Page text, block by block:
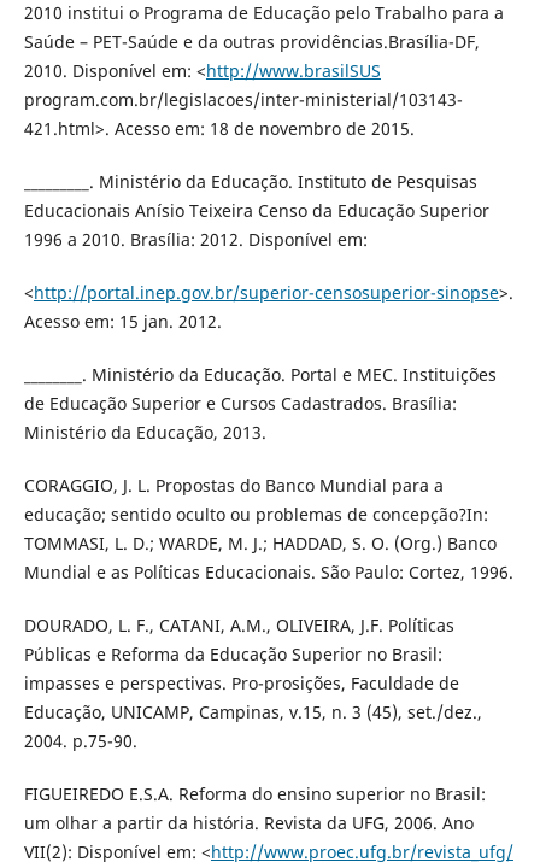
2010 institui o Programa de Educação pelo Trabalho para a
Saúde – PET-Saúde e da outras providências.Brasília-DF,
2010. Disponível em: <http://www.brasilSUS
program.com.br/legislacoes/inter-ministerial/103143-
421.html>. Acesso em: 18 de novembro de 2015.
_________. Ministério da Educação. Instituto de Pesquisas
Educacionais Anísio Teixeira Censo da Educação Superior
1996 a 2010. Brasília: 2012. Disponível em:
<http://portal.inep.gov.br/superior-censosuperior-sinopse>.
Acesso em: 15 jan. 2012.
________. Ministério da Educação. Portal e MEC. Instituições
de Educação Superior e Cursos Cadastrados. Brasília:
Ministério da Educação, 2013.
CORAGGIO, J. L. Propostas do Banco Mundial para a
educação; sentido oculto ou problemas de concepção?In:
TOMMASI, L. D.; WARDE, M. J.; HADDAD, S. O. (Org.) Banco
Mundial e as Políticas Educacionais. São Paulo: Cortez, 1996.
DOURADO, L. F., CATANI, A.M., OLIVEIRA, J.F. Políticas
Públicas e Reforma da Educação Superior no Brasil:
impasses e perspectivas. Pro-prosições, Faculdade de
Educação, UNICAMP, Campinas, v.15, n. 3 (45), set./dez.,
2004. p.75-90.
FIGUEIREDO E.S.A. Reforma do ensino superior no Brasil:
um olhar a partir da história. Revista da UFG, 2006. Ano
VII(2): Disponível em: <http://www.proec.ufg.br/revista_ufg/